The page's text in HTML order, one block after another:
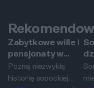
Sopot
Zabytkowe wille i
pensjonaty w
Sopocie.
Odkrywamy
Poznaj niezwykłą
historię sopockiej